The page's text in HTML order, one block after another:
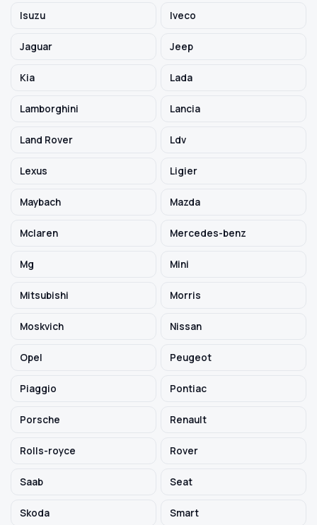
Isuzu Iveco
Jaguar Jeep
Kia Lada
Lamborghini Lancia
Land Rover Ldv
Lexus Ligier
Maybach Mazda
Mclaren Mercedes-benz
Mg Mini
Mitsubishi Morris
Moskvich Nissan
Opel Peugeot
Piaggio Pontiac
Porsche Renault
Rolls-royce Rover
Saab Seat
Skoda Smart